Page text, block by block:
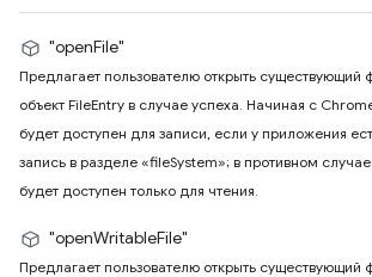
"openFile"
Предлагает пользователю открыть существующий
объект FileEntry в случае успеха. Начиная с
будет доступен для записи, если у приложения
запись в разделе «fileSystem»; в противном
будет доступен только для чтения.
"openWritableFile"
Предлагает пользователю открыть существующий